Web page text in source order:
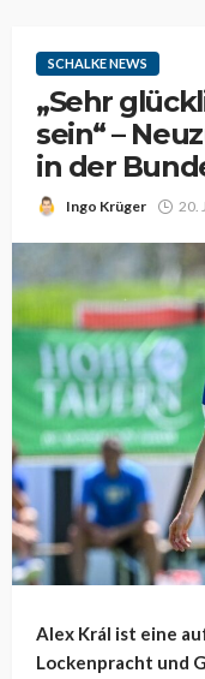
SCHALKE NEWS
„Sehr
sein“ –
in der
Ingo Krüger 20.
Alex Král ist eine
Lockenpracht und